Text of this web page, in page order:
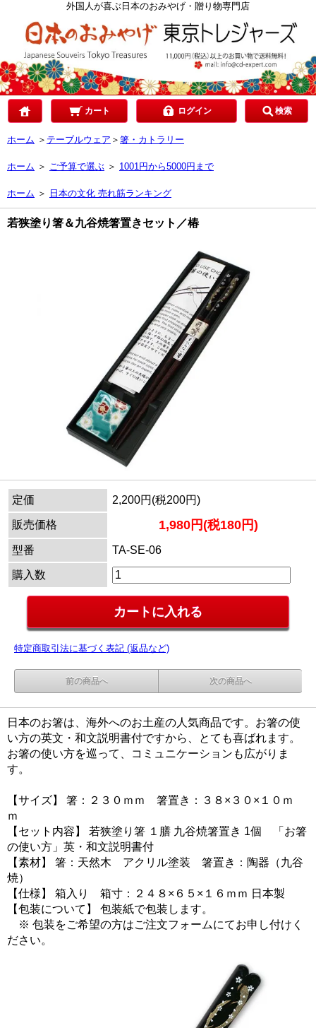
外国人が喜ぶ日本のおみやげ・贈り物専門店
カート ログイン 検索
ホーム ＞ テーブルウェア ＞ 箸・カトラリー
ホーム ＞ ご予算で選ぶ ＞ 1001円から5000円まで
ホーム ＞ 日本の文化 売れ筋ランキング
若狭塗り箸＆九谷焼箸置きセット／椿
定価 2,200円(税200円)
販売価格 1,980円(税180円)
型番 TA-SE-06
購入数
特定商取引法に基づく表記 (返品など)
前の商品へ 次の商品へ
日本のお箸は、海外へのお土産の人気商品です。お箸の使
い方の英文・和文説明書付ですから、とても喜ばれます。
お箸の使い方を巡って、コミュニケーションも広がりま
す。
【サイズ】 箸：２３０ｍｍ 箸置き：３８×３０×１０ｍ
ｍ
【セット内容】 若狭塗り箸 １膳 九谷焼箸置き 1個 「お箸
の使い方」英・和文説明書付
【素材】 箸：天然木 アクリル塗装 箸置き：陶器（九谷
焼）
【仕様】 箱入り 箱寸：２４８×６５×１６ｍｍ 日本製
【包装について】 包装紙で包装します。
※ 包装をご希望の方はご注文フォームにてお申し付けく
ださい。
ご予算で選ぶ
贈り先で選ぶ